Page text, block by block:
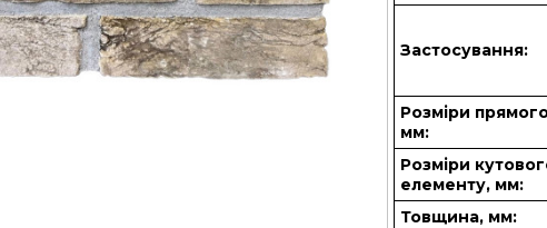
Застосування:
Розміри
мм:
Розміри
елементу, мм:
Товщина, мм: